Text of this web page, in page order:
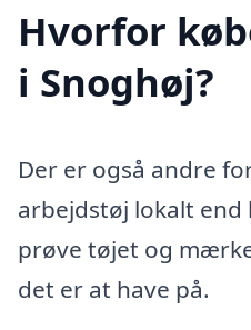
Hvorfor
i Snoghøj?
Der er også andre
arbejdstøj lokalt
prøve tøjet og
det er at have på.